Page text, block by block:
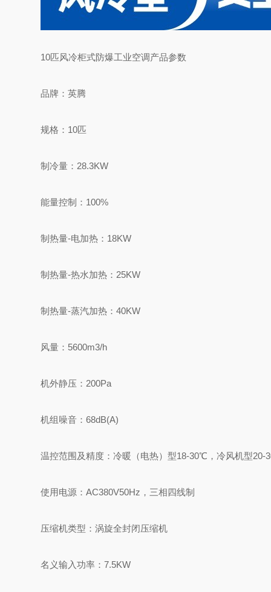
10匹风冷柜式防爆工业空调产品参数
品牌：英腾
规格：10匹
制冷量：28.3KW
能量控制：100%
制热量-电加热：18KW
制热量-热水加热：25KW
制热量-蒸汽加热：40KW
风量：5600m3/h
机外静压：200Pa
机组噪音：68dB(A)
温控范围及精度：冷暖（电热）型18-30℃，冷风机型
使用电源：AC380V50Hz，三相四线制
压缩机类型：涡旋全封闭压缩机
名义输入功率：7.5KW